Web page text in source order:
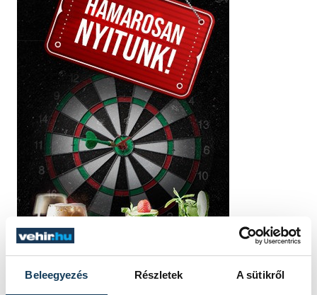
Beleegyezés Részletek A sütikről